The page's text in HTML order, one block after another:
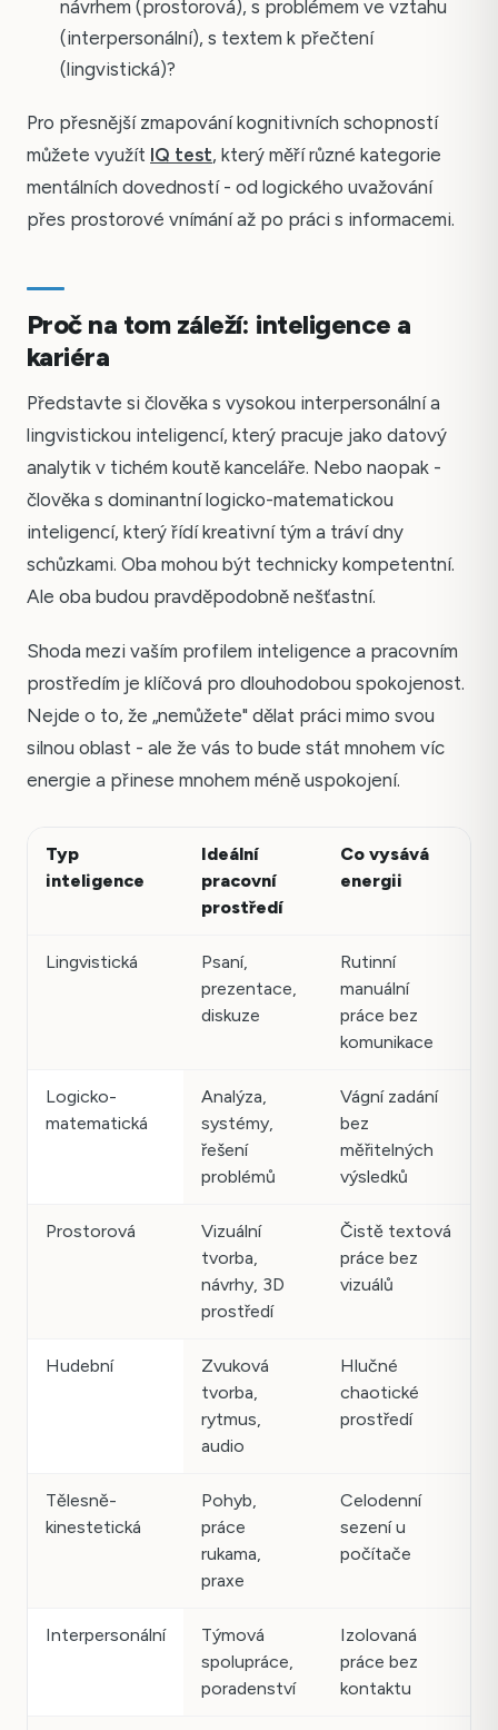
návrhem (prostorová), s problémem ve vztahu
(interpersonální), s textem k přečtení
(lingvistická)?
Pro přesnější zmapování kognitivních schopností
můžete využít IQ test, který měří různé kategorie
mentálních dovedností - od logického uvažování
přes prostorové vnímání až po práci s informacemi.
Proč na tom záleží: inteligence a
kariéra
Představte si člověka s vysokou interpersonální a
lingvistickou inteligencí, který pracuje jako datový
analytik v tichém koutě kanceláře. Nebo naopak -
člověka s dominantní logicko-matematickou
inteligencí, který řídí kreativní tým a tráví dny
schůzkami. Oba mohou být technicky kompetentní.
Ale oba budou pravděpodobně nešťastní.
Shoda mezi vaším profilem inteligence a pracovním
prostředím je klíčová pro dlouhodobou spokojenost.
Nejde o to, že „nemůžete" dělat práci mimo svou
silnou oblast - ale že vás to bude stát mnohem víc
energie a přinese mnohem méně uspokojení.
Typ
inteligence
Ideální
pracovní
prostředí
Co vysává
energii
Lingvistická
Psaní,
prezentace,
diskuze
Rutinní
manuální
práce bez
komunikace
Logicko-
matematická
Analýza,
systémy,
řešení
problémů
Vágní zadání
bez
měřitelných
výsledků
Prostorová
Vizuální
tvorba,
návrhy, 3D
prostředí
Čistě textová
práce bez
vizuálů
Hudební
Zvuková
tvorba,
rytmus,
audio
Hlučné
chaotické
prostředí
Tělesně-
kinestetická
Pohyb,
práce
rukama,
praxe
Celodenní
sezení u
počítače
Interpersonální
Týmová
spolupráce,
poradenství
Izolovaná
práce bez
kontaktu